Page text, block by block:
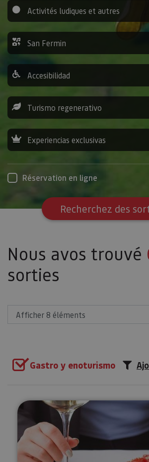
Activités ludiques et autres
San Fermin
Accesibilidad
Turismo regenerativo
Experiencias exclusivas
Réservation en ligne
Recherchez des
Nous avos trouvé
sorties
Gastro y enoturismo